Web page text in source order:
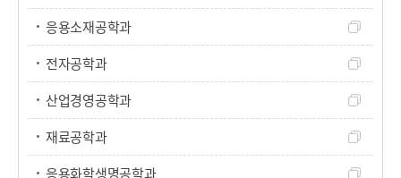
응용소재공학과
전자공학과
산업경영공학과
재료공학과
응용화학생명공학과